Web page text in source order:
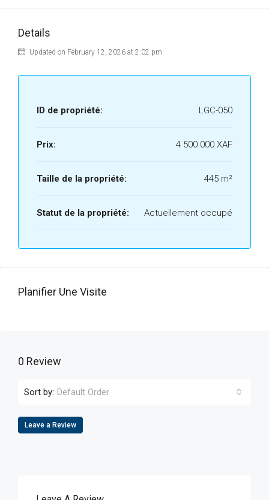
Details
Updated on February 12, 2026 at 2:02 pm
ID de propriété: LGC-050
Prix: 4 500 000 XAF
Taille de la propriété: 445 m²
Statut de la propriété: Actuellement occupé
Planifier Une Visite
0 Review
Sort by: Default Order
Leave a Review